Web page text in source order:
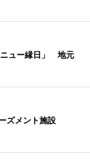
ニュー縁日」 地元
ズメント施設